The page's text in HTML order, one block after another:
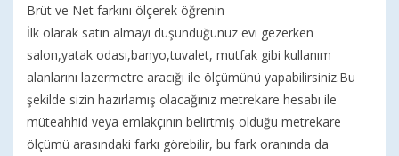
Brüt ve Net farkını ölçerek öğrenin
İlk olarak satın almayı düşündüğünüz evi gezerken
salon,yatak odası,banyo,tuvalet, mutfak gibi kullanım
alanlarını lazermetre aracığı ile ölçümünü yapabilirsiniz.Bu
şekilde sizin hazırlamış olacağınız metrekare hesabı ile
müteahhid veya emlakçının belirtmiş olduğu metrekare
ölçümü arasındaki farkı görebilir, bu fark oranında da